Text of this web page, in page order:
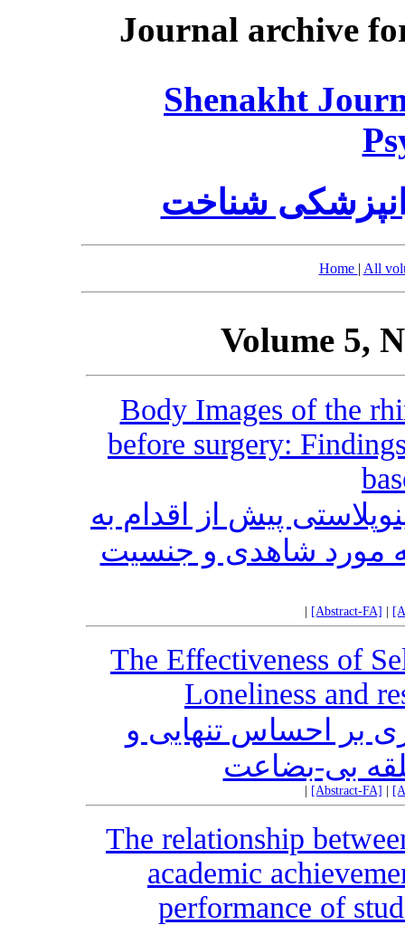
Journal archive
Shenakht
شناخت
Home | All
Volume 5,
Body Images of the
before surgery:
پیش از اقدام به
مورد شاهدی و جنسیت
[Abstract-FA]
The Effectiveness of
Loneliness and
بر احساس تنهایی و
بی-بضاعت
[Abstract-FA]
The relationship
academic
performance of